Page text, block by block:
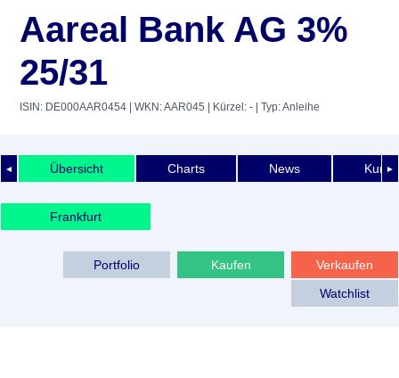
Aareal Bank AG 3%
25/31
ISIN: DE000AAR0454 | WKN: AAR045 | Kürzel: - | Typ: Anleihe
◄ ►
Übersicht Charts News
Frankfurt
Verkaufen
Kaufen
Portfolio
Watchlist